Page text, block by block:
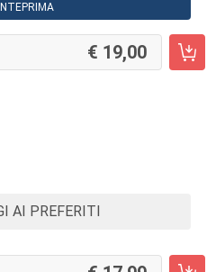
19,00
AI PREFERITI